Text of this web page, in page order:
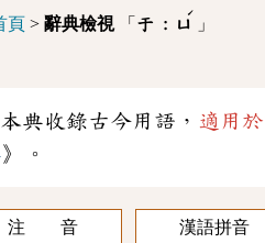
頁 > 辭典檢視「 于 : ㄩ
ˊ
」
本典收錄古今用語， 適用
》。
注 音 漢語拼音